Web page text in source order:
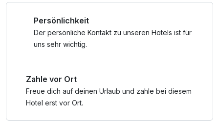
Information: Geben Sie bitte für die Ausstellung der
Gästekarte ihr Geburtsdatum im Bemerkungsfeld am Ende
Persönlichkeit
Der persönliche Kontakt zu unseren Hotels ist für
uns sehr wichtig.
Zahle vor Ort
Freue dich auf deinen Urlaub und zahle bei diesem
Hotel erst vor Ort.